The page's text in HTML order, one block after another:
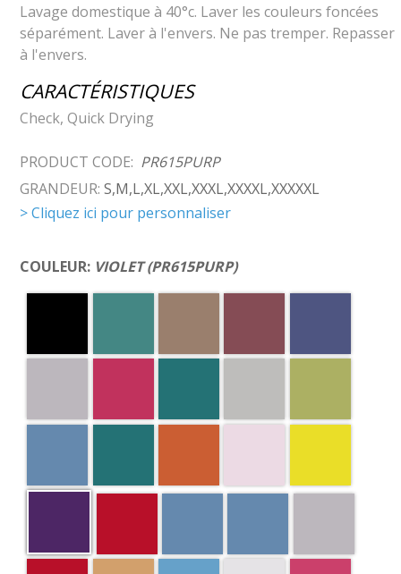
Lavage domestique à 40°c. Laver les couleurs foncées
séparément. Laver à l'envers. Ne pas tremper. Repasser
à l'envers.
CARACTÉRISTIQUES
Check, Quick Drying
PRODUCT CODE: PR615PURP
GRANDEUR: S,M,L,XL,XXL,XXXL,XXXXL,XXXXXL
> Cliquez ici pour personnaliser
COULEUR: VIOLET (PR615PURP)